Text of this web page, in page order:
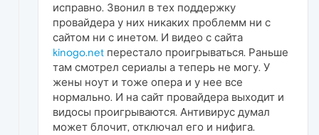
исправно. Звонил в тех поддержку
провайдера у них никаких проблемм ни с
сайтом ни с инетом. И видео с сайта
kinogo.net перестало проигрываться. Раньше
там смотрел сериалы а теперь не могу. У
жены ноут и тоже опера и у нее все
нормально. И на сайт провайдера выходит и
видосы проигрываются. Антивирус думал
может блочит, отключал его и нифига.